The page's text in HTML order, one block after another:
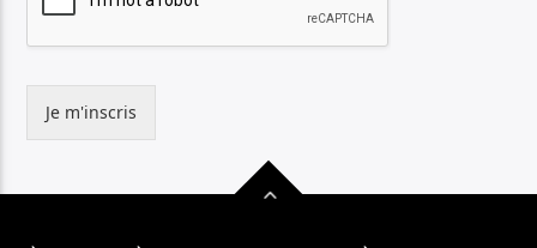
Je m'inscris